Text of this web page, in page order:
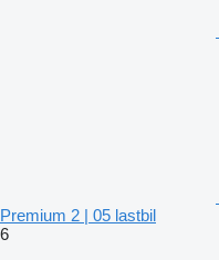
Premium 2 | 05 lastbil
6